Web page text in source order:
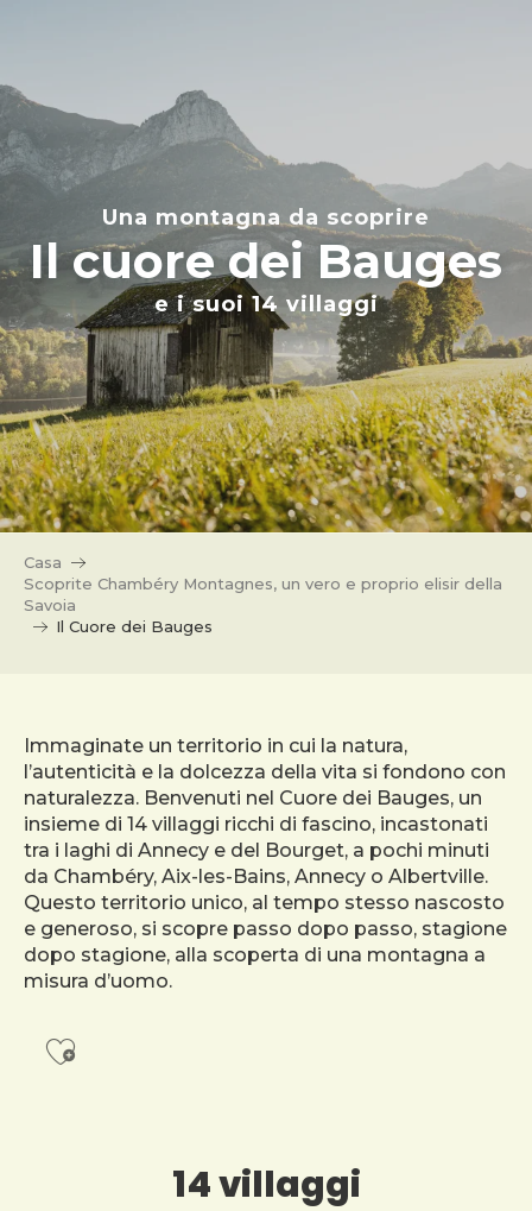
principal
Una montagna da scoprire
Il cuore dei Bauges
e i suoi 14 villaggi
Casa
Scoprite Chambéry Montagnes, un vero e proprio elisir della
Savoia
Il Cuore dei Bauges
Immaginate un territorio in cui la natura,
l’autenticità e la dolcezza della vita si fondono con
naturalezza. Benvenuti nel Cuore dei Bauges, un
insieme di 14 villaggi ricchi di fascino, incastonati
tra i laghi di Annecy e del Bourget, a pochi minuti
da Chambéry, Aix-les-Bains, Annecy o Albertville.
Questo territorio unico, al tempo stesso nascosto
e generoso, si scopre passo dopo passo, stagione
dopo stagione, alla scoperta di una montagna a
misura d’uomo.
Ajouter aux favoris
14 villaggi